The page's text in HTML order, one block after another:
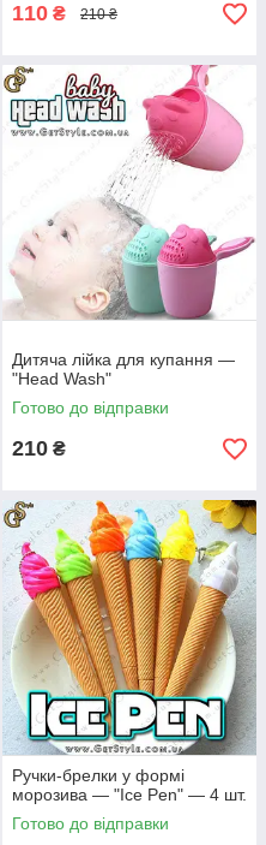
110 ₴ 210 ₴
Дитяча лійка для купання —
"Head Wash"
Готово до відправки
210 ₴
Ручки-брелки у формі
морозива — "Ice Pen" — 4 шт.
Готово до відправки